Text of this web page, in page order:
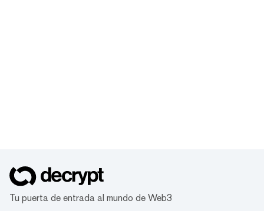
Tu puerta de entrada al mundo de Web3